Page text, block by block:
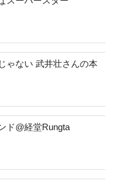
ゃない 武井壮さんの本
ド@経堂Rungta